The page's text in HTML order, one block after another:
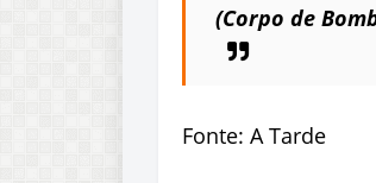
(Corpo de
Fonte: A Tarde